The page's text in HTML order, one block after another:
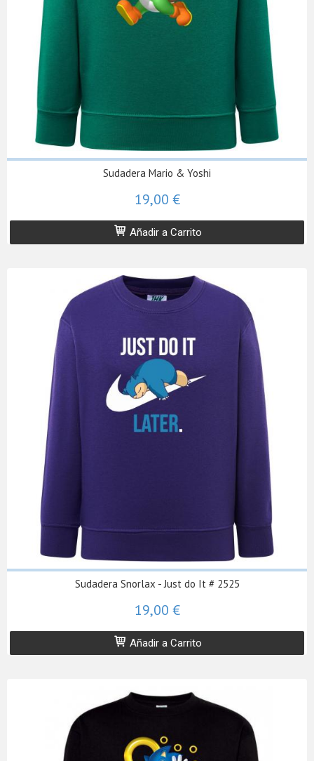
Sudadera Mario & Yoshi
19,00 €
Añadir a Carrito
Sudadera Snorlax - Just do It # 2525
19,00 €
Añadir a Carrito